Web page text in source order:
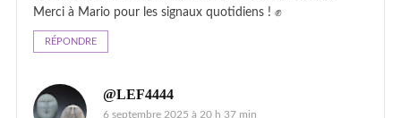
Merci à Mario pour les signaux quotidiens ! ✊
RÉPONDRE
@LEF4444
6 septembre 2025 à 20 h 37 min